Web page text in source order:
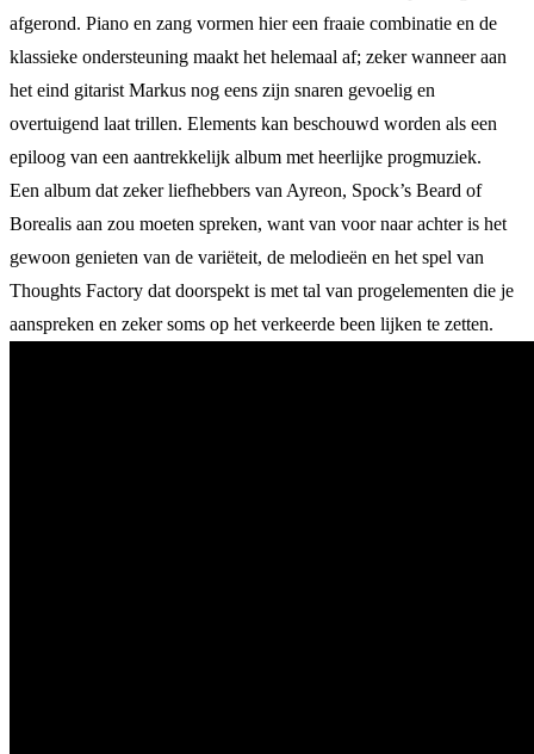
afgerond. Piano en zang vormen hier een fraaie combinatie en de
klassieke ondersteuning maakt het helemaal af; zeker wanneer aan
het eind gitarist Markus nog eens zijn snaren gevoelig en
overtuigend laat trillen. Elements kan beschouwd worden als een
epiloog van een aantrekkelijk album met heerlijke progmuziek.
Een album dat zeker liefhebbers van Ayreon, Spock’s Beard of
Borealis aan zou moeten spreken, want van voor naar achter is het
gewoon genieten van de variëteit, de melodieën en het spel van
Thoughts Factory dat doorspekt is met tal van progelementen die je
aanspreken en zeker soms op het verkeerde been lijken te zetten.